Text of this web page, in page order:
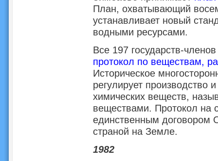
План, охватывающий
устанавливает новый
водными ресурсами.
Все 197 государств-
протокол по веществам,
Историческое
регулирует производство
химических веществ,
веществами. Протокол на
единственным
страной на Земле.
1982